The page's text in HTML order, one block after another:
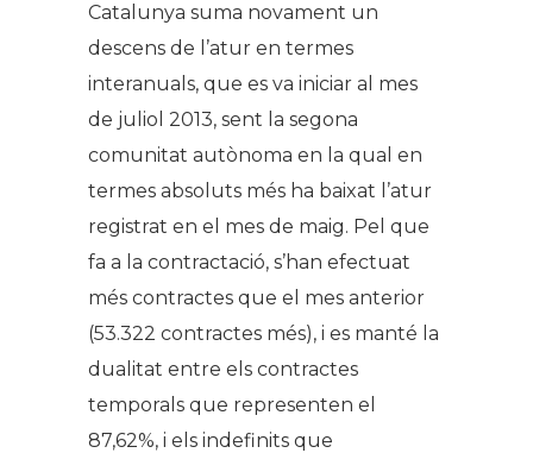
Catalunya suma novament un
descens de l’atur en termes
interanuals, que es va iniciar al mes
de juliol 2013, sent la segona
comunitat autònoma en la qual en
termes absoluts més ha baixat l’atur
registrat en el mes de maig. Pel que
fa a la contractació, s’han efectuat
més contractes que el mes anterior
(53.322 contractes més), i es manté la
dualitat entre els contractes
temporals que representen el
87,62%, i els indefinits que